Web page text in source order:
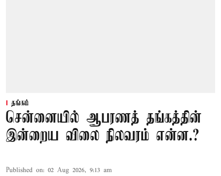
தங்கம்
சென்னையில் ஆபரணத் தங்கத்தின்
இன்றைய விலை நிலவரம் என்ன.?
Published on: 02 Aug 2026, 9:13 am